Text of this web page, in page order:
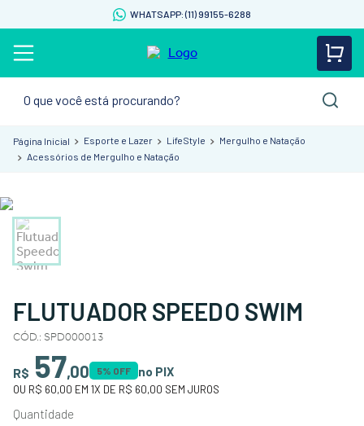
WHATSAPP: (11) 99155-6288
Esporte e Lazer LifeStyle
Mergulho e Natação
Acessórios de Mergulho e Natação
FLUTUADOR SPEEDO SWIM
CÓD.: SPD000013
R$ 57,00 5% OFF no PIX
OU R$ 60,00 EM 1X DE R$ 60,00 SEM JUROS